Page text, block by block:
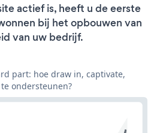
actief is, heeft u de eerste
bij het opbouwen van
van uw bedrijf.
part: hoe draw in, captivate,
ondersteunen?